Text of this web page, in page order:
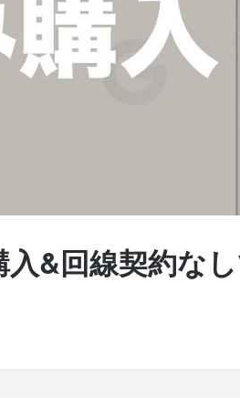
&回線契約な